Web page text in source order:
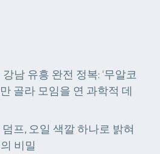
남 유흥 완전 정복: ‘무알코
골라 모임을 연 과학적 데
프, 오일 색깔 하나로 밝혀
비밀